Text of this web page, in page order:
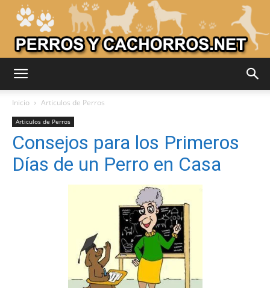
Perros
Razas
Inicio Articulos de Perros
Articulos de Perros
Consejos para los Primeros
Días de un Perro en Casa